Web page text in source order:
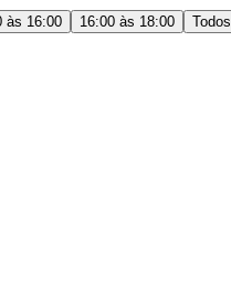
às 16:00 16:00 às 18:00 Todos